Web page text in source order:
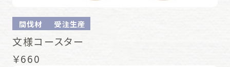
間伐材 受注生産
文様コースター
￥660